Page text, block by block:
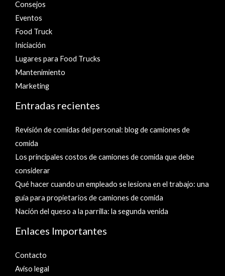
Consejos
Eventos
Food Truck
Iniciación
Lugares para Food Trucks
Mantenimiento
Marketing
Entradas recientes
Revisión de comidas del personal: blog de camiones de
comida
Los principales costos de camiones de comida que debe
considerar
Qué hacer cuando un empleado se lesiona en el trabajo: una
guía para propietarios de camiones de comida
Nación del queso a la parrilla: la segunda venida
Enlaces Importantes
Contacto
Aviso legal